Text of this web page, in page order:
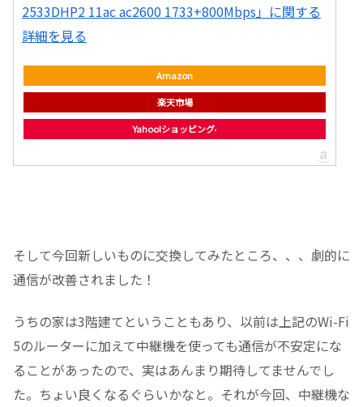
2533DHP2 11ac ac2600 1733+800Mbps」に関する
詳細を見る
Amazon
楽天市場
Yahoo!ショッピング
そして今回新しいものに交換してみたところ、、、劇的に
通信が改善されました！
うちの家は3階建てということもあり、以前は上記のWi-Fi
5のルーターに加えて中継機を使っても通信が不安定にな
ることがあったので、実はあんまり期待してませんでし
た。ちょい良くなるぐらいかなと。それが今回、中継機な